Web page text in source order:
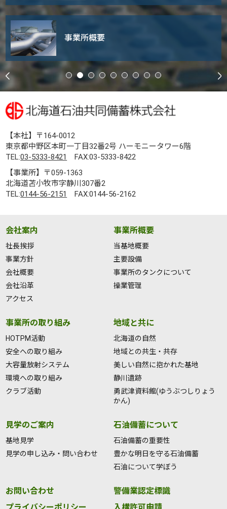
事業所概要
【本社】〒164-0012
東京都中野区本町一丁目32番2号 ハーモニータワー6階
TEL:03-5333-8421
FAX:03-5333-8422
【事業所】〒059-1363
北海道苫小牧市字静川307番2
TEL:0144-56-2151 FAX:0144-56-2162
会社案内
社長挨拶
事業方針
会社概要
会社沿革
アクセス
事業所概要
当基地概要
主要設備
事業所のタンクについて
操業管理
事業所の取り組み
HOTPM活動
安全への取り組み
大容量放射システム
環境への取り組み
クラブ活動
地域と共に
北海道の自然
地域との共生・共存
美しい自然に抱かれた基地
静川遺跡
勇武津資料館(ゆうぶつしりょう
かん)
見学のご案内
基地見学
見学の申し込み・問い合わせ
石油備蓄について
石油備蓄の重要性
豊かな明日を守る石油備蓄
石油について学ぼう
お問い合わせ
警備業認定標識